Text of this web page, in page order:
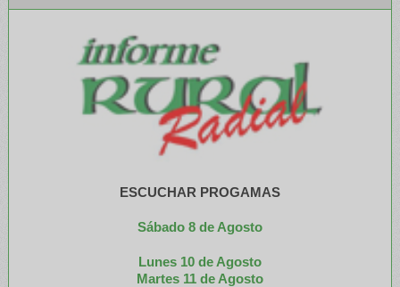
ESCUCHAR PROGAMAS
Sábado 8 de Agosto
Lunes 10 de Agosto
Martes 11 de Agosto